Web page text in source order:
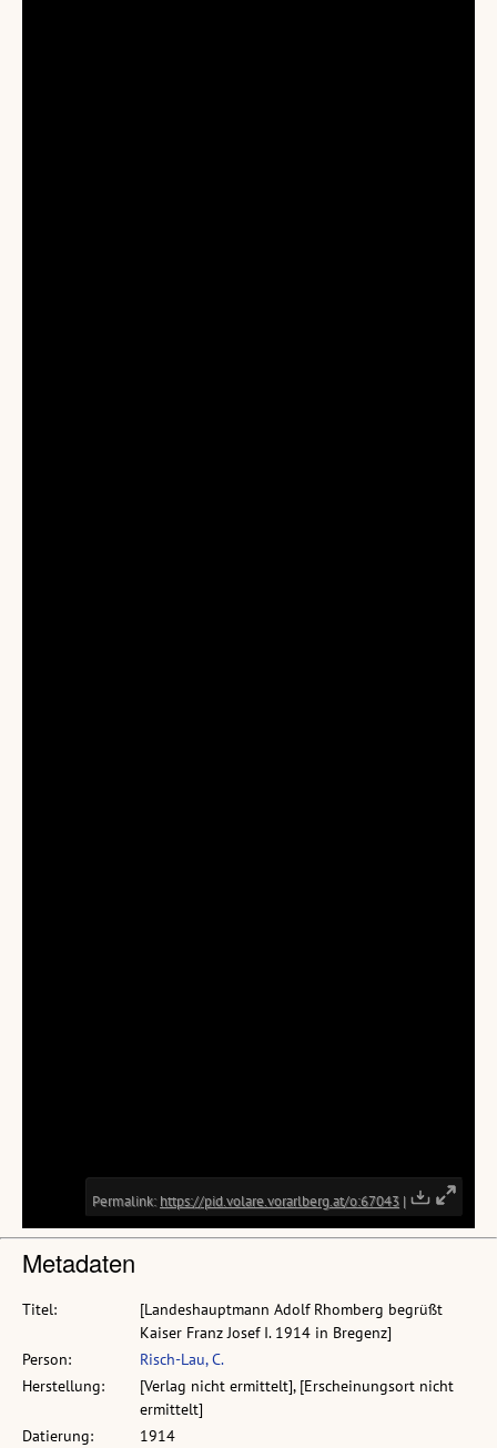
Metadaten
Titel:
[Landeshauptmann Adolf Rhomberg begrüßt
Kaiser Franz Josef I. 1914 in Bregenz]
Person:
Risch-Lau, C.
Herstellung:
[Verlag nicht ermittelt], [Erscheinungsort nicht
ermittelt]
Datierung:
1914